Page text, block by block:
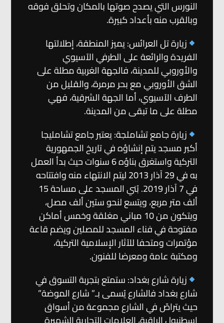
النورس التي يصدح صوتها بالمكان وتحلق فوقه
وبالقرب منه بأعداد كبيرة.
زيارة تل العرائس: يميز المنطقة، إطلالتها
الفريدة والرائعة على الطرفي الآسيوي
والأوروبي للمدينة، فالجهة الغربية مطلة على
الشق الأوروبي مع بحر مرمرة، والقليل من
الطرف الآسيوي، أما الجهة الشرقية، فهي
مطلة على ما تبقى من المدينة.
زيارة جامع تشاملجة: يعتبر جامع تشامليجا
أكبر مسجد يتم إنشاؤه في تاريخ الجمهورية
التركية واستغرق بناؤه 6 سنوات حيث بدأ العمل
به في 29 آذار 2013 ليتم الانتهاء منه وافتتاحه
في 7 آذار 2019. بُني المسجد على مساحة 15
ألف متر مربع، ويتسع لنحو ستين ألف مصل،
ويتكون من 10 مباني مغلقة وخمس أماكن
مفتوحة في فناء المسجد للمصلين ويضم قاعة
مؤتمرات ومتحفا للآثار الإسلامية التركية،
ومكتبة عامة ومعرضا للفنون.
زيارة شارع بغداد: ستمتع بتجربة التسوق في
شارع بغداد فالشارع يُسمى بـ” شارع الموضة”
حيث يتراصّ في الشارع مجموعة من أسواق